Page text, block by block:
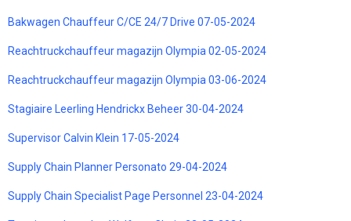
Bakwagen Chauffeur C/CE 24/7 Drive 07-05-2024
Reachtruckchauffeur magazijn Olympia 02-05-2024
Reachtruckchauffeur magazijn Olympia 03-06-2024
Stagiaire Leerling Hendrickx Beheer 30-04-2024
Supervisor Calvin Klein 17-05-2024
Supply Chain Planner Personato 29-04-2024
Supply Chain Specialist Page Personnel 23-04-2024